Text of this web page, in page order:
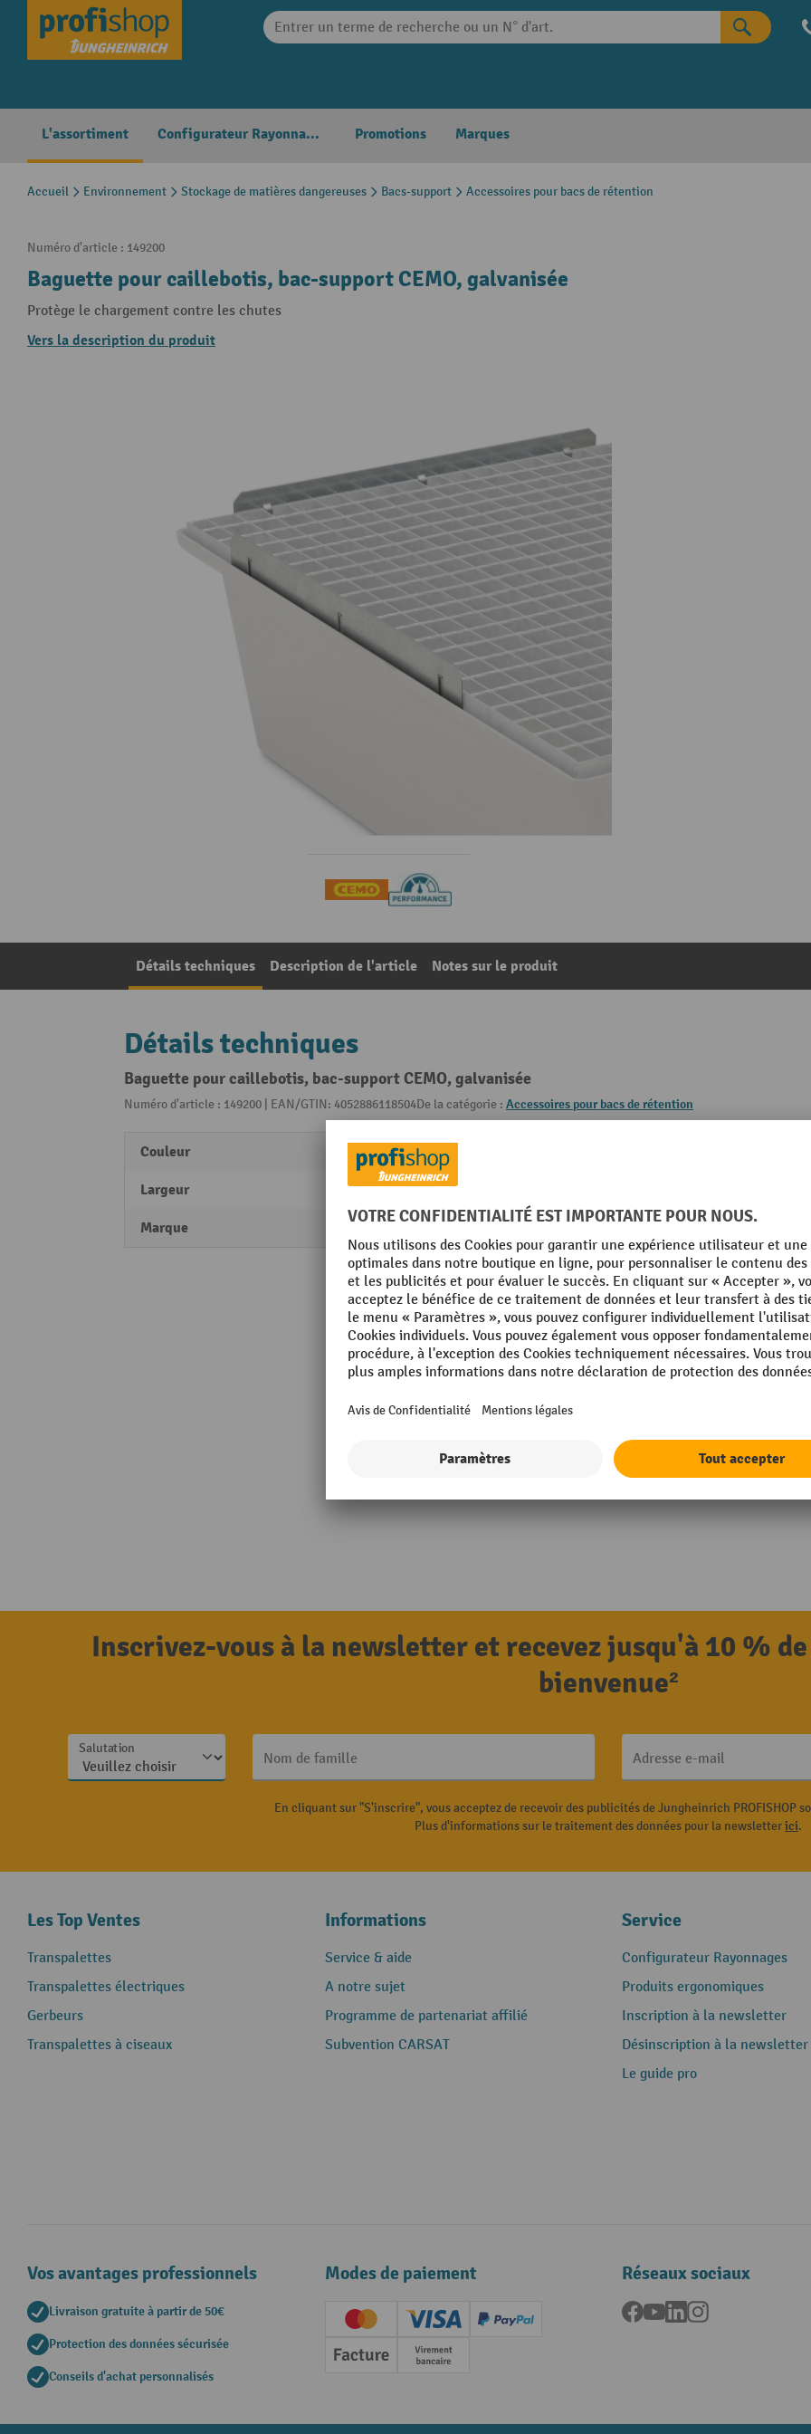
Skip to main navigation
L'assortiment Configurateur Rayonnages Promotions Marques
Accueil Environnement Stockage de matières dangereuses Bacs-support Accessoires pour bacs de rétention
Numéro d'article : 149200
Baguette pour caillebotis, bac-support CEMO, galvanisée
Protège le chargement contre les chutes
Vers la description du produit
Détails techniques Description de l'article Notes sur le produit
Détails techniques
Baguette pour caillebotis, bac-support CEMO, galvanisée
Numéro d'article : 149200 | EAN/GTIN: 4052886118504De la catégorie : Accessoires pour bacs de rétention
Couleur argent
Largeur 700 mm
Marque
Inscrivez-vous à la newsletter et recevez jusqu'à 10 %
bienvenue²
Salutation
Nom de famille Adresse e-mail
En cliquant sur "S'inscrire", vous acceptez de recevoir des publicités de Jungheinrich PROFISHOP
Plus d'informations sur le traitement des données pour la newsletterici.
Les Top Ventes
Transpalettes
Transpalettes électriques
Gerbeurs
Transpalettes à ciseaux
Informations
Service & aide
A notre sujet
Programme de partenariat affilié
Subvention CARSAT
Service
Configurateur Rayonnages
Produits ergonomiques
Inscription à la newsletter
Désinscription à la newsletter
Le guide pro
Vos avantages professionnels
Livraison gratuite à partir de 50€
Protection des données sécurisée
Conseils d'achat personnalisés
Modes de paiement
Creditcard (Master)Creditcard (Visa)
PayPal
Facture Paiement anticipé
Réseaux sociaux
Facebook
YouTubeLinkedInInstagram